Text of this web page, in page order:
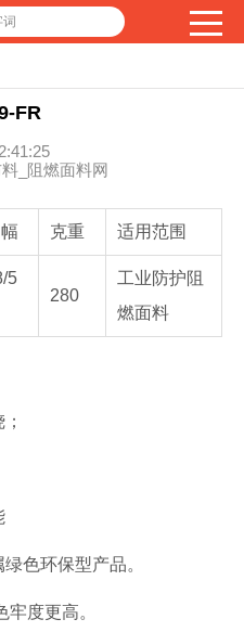
FR
_阻燃面料网
克重 适用范围
5
280
工业防护阻
燃面料
色环保型产品。
度更高。